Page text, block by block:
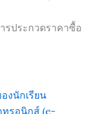
รประกวดราคาซื้อ